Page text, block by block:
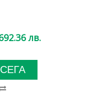
лв.